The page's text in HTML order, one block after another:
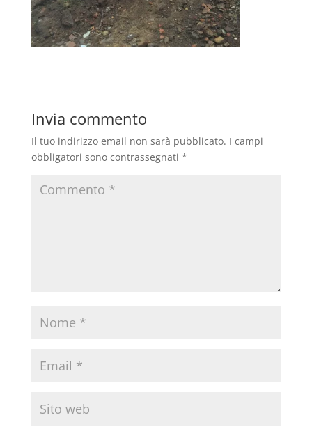
Invia commento
Il tuo indirizzo email non sarà pubblicato. I campi
obbligatori sono contrassegnati *